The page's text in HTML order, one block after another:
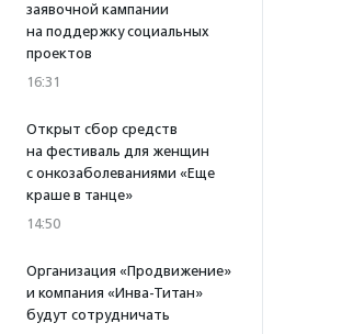
заявочной кампании
на поддержку социальных
проектов
16:31
Открыт сбор средств
на фестиваль для женщин
с онкозаболеваниями «Еще
краше в танце»
14:50
Организация «Продвижение»
и компания «Инва-Титан»
будут сотрудничать